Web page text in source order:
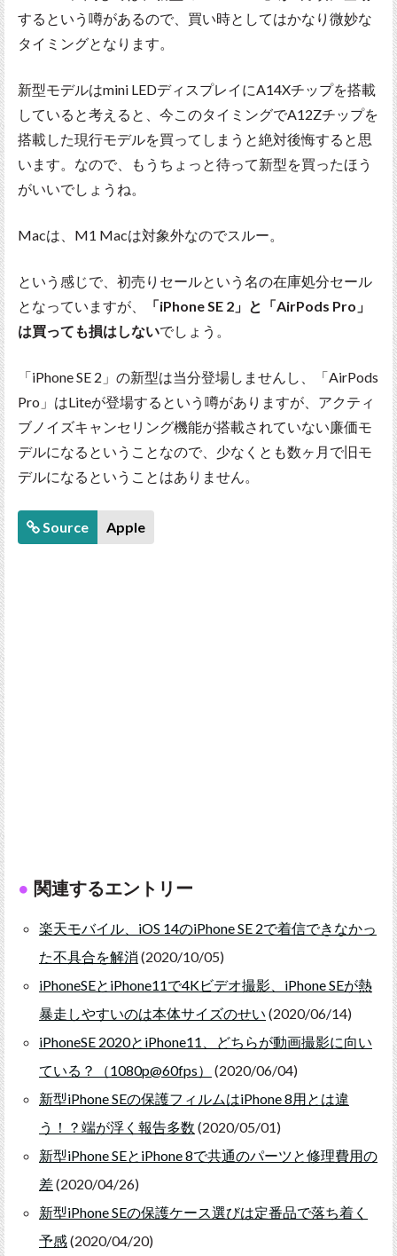
するという噂があるので、買い時としてはかなり微妙な
タイミングとなります。
新型モデルはmini LEDディスプレイにA14Xチップを搭載
していると考えると、今このタイミングでA12Zチップを
搭載した現行モデルを買ってしまうと絶対後悔すると思
います。なので、もうちょっと待って新型を買ったほう
がいいでしょうね。
Macは、M1 Macは対象外なのでスルー。
という感じで、初売りセールという名の在庫処分セール
となっていますが、
「iPhone SE 2」と「AirPods Pro」
は買っても損はしないでしょう。
「iPhone SE 2」の新型は当分登場しませんし、「AirPods
Pro」はLiteが登場するという噂がありますが、アクティ
ブノイズキャンセリング機能が搭載されていない廉価モ
デルになるということなので、少なくとも数ヶ月で旧モ
デルになるということはありません。
Source Apple
関連するエントリー
楽天モバイル、iOS 14のiPhone SE 2で着信できなかっ
た不具合を解消 (2020/10/05)
iPhoneSEとiPhone11で4Kビデオ撮影、iPhone SEが熱
暴走しやすいのは本体サイズのせい (2020/06/14)
iPhoneSE 2020とiPhone11、どちらが動画撮影に向い
ている？（1080p@60fps）
(2020/06/04)
新型iPhone SEの保護フィルムはiPhone 8用とは違
う！？端が浮く報告多数 (2020/05/01)
新型iPhone SEとiPhone 8で共通のパーツと修理費用の
差(2020/04/26)
新型iPhone SEの保護ケース選びは定番品で落ち着く
予感(2020/04/20)